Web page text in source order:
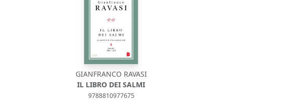
GIANFRANCO RAVASI
IL LIBRO DEI SALMI
9788810977675